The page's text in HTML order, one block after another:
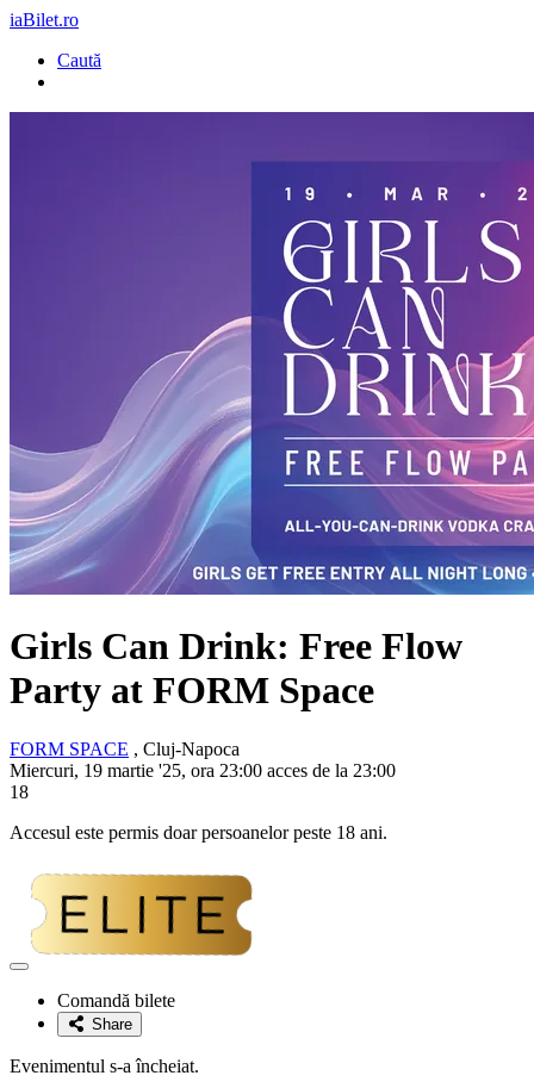
iaBilet.ro
Caută
Girls Can Drink: Free Flow
Party at FORM Space
FORM SPACE , Cluj-Napoca
Miercuri, 19 martie '25, ora 23:00 acces de la 23:00
18
Accesul este permis doar persoanelor peste 18 ani.
Adaugă
favoriteComandă bilete
Share
Evenimentul s-a încheiat.